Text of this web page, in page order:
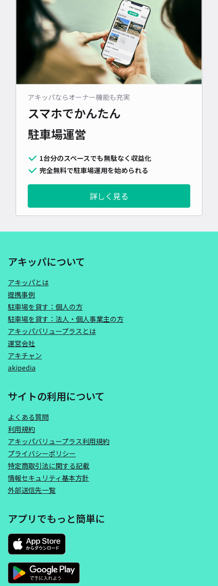
アキッパならオーナー機能も充実
スマホでかんたん
駐車場運営
1台分のスペースでも無駄なく収益化
完全無料で駐車場運用を始められる
詳しく見る
アキッパについて
アキッパとは
提携事例
駐車場を貸す：個人の方
駐車場を貸す：法人・個人事業主の方
アキッパバリュープラスとは
運営会社
アキチャン
akipedia
サイトの利用について
よくある質問
利用規約
アキッパバリュープラス利用規約
プライバシーポリシー
特定商取引法に関する記載
情報セキュリティ基本方針
外部送信先一覧
アプリでもっと簡単に